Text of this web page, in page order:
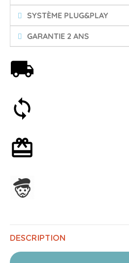
SYSTÈME PLUG&PLAY
GARANTIE 2 ANS
DESCRIPTION